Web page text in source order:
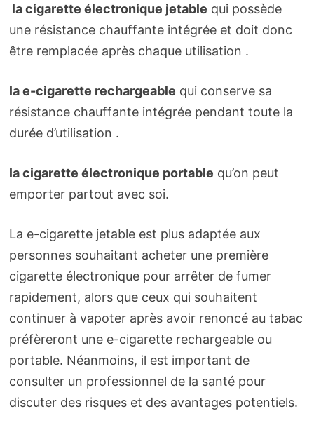
la cigarette électronique jetable qui possède
une résistance chauffante intégrée et doit donc
être remplacée après chaque utilisation .
la e-cigarette rechargeable qui conserve sa
résistance chauffante intégrée pendant toute la
durée d’utilisation .
la cigarette électronique portable qu’on peut
emporter partout avec soi.
La e-cigarette jetable est plus adaptée aux
personnes souhaitant acheter une première
cigarette électronique pour arrêter de fumer
rapidement, alors que ceux qui souhaitent
continuer à vapoter après avoir renoncé au tabac
préfèreront une e-cigarette rechargeable ou
portable. Néanmoins, il est important de
consulter un professionnel de la santé pour
discuter des risques et des avantages potentiels.